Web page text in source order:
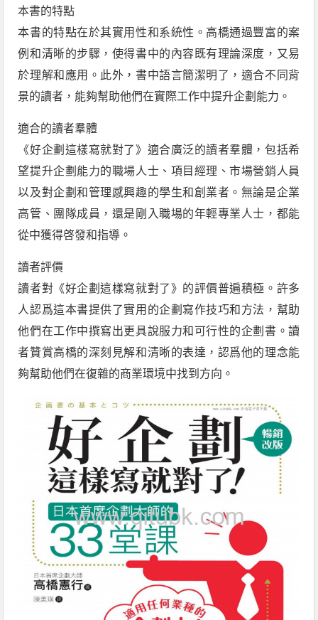
本書的特點
本書的特點在於其實用性和系統性。高橋通過豐富的案
例和清晰的步驟，使得書中的內容既有理論深度，又易
於理解和應用。此外，書中語言簡潔明了，適合不同背
景的讀者，能夠幫助他們在實際工作中提升企劃能力。
適合的讀者羣體
《好企劃這樣寫就對了》適合廣泛的讀者羣體，包括希
望提升企劃能力的職場人士、項目經理、市場營銷人員
以及對企劃和管理感興趣的學生和創業者。無論是企業
高管、團隊成員，還是剛入職場的年輕專業人士，都能
從中獲得啓發和指導。
讀者評價
讀者對《好企劃這樣寫就對了》的評價普遍積極。許多
人認爲這本書提供了實用的企劃寫作技巧和方法，幫助
他們在工作中撰寫出更具說服力和可行性的企劃書。讀
者贊賞高橋的深刻見解和清晰的表達，認爲他的理念能
夠幫助他們在復雜的商業環境中找到方向。